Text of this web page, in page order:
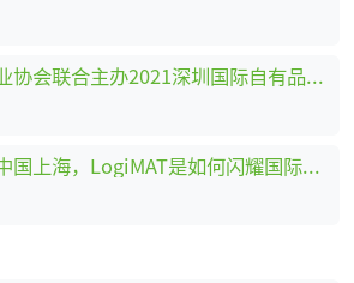
深圳市零售商业行业协会联合主办2021深圳国际自有品牌展
从德国斯图加特到中国上海，LogiMAT是如何闪耀国际舞台的